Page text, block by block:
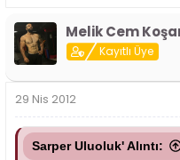
Melik Cem
Kayıtlı Üye
29 Nis 2012
Sarper Uluoluk' Alıntı: